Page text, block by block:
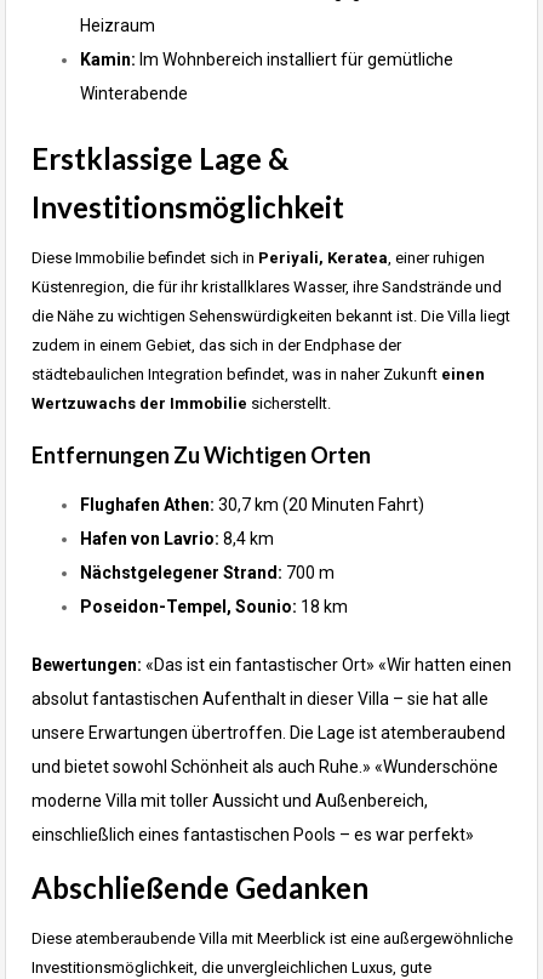
Heizraum
Kamin: Im Wohnbereich installiert für gemütliche
Winterabende
Erstklassige Lage &
Investitionsmöglichkeit
Diese Immobilie befindet sich in Periyali, Keratea, einer ruhigen
Küstenregion, die für ihr kristallklares Wasser, ihre Sandstrände und
die Nähe zu wichtigen Sehenswürdigkeiten bekannt ist. Die Villa liegt
zudem in einem Gebiet, das sich in der Endphase der
städtebaulichen Integration befindet, was in naher Zukunft einen
Wertzuwachs der Immobilie sicherstellt.
Entfernungen Zu Wichtigen Orten
Flughafen Athen: 30,7 km (20 Minuten Fahrt)
Hafen von Lavrio: 8,4 km
Nächstgelegener Strand: 700 m
Poseidon-Tempel, Sounio: 18 km
Bewertungen: «Das ist ein fantastischer Ort» «Wir hatten einen
absolut fantastischen Aufenthalt in dieser Villa – sie hat alle
unsere Erwartungen übertroffen. Die Lage ist atemberaubend
und bietet sowohl Schönheit als auch Ruhe.» «Wunderschöne
moderne Villa mit toller Aussicht und Außenbereich,
einschließlich eines fantastischen Pools – es war perfekt»
Abschließende Gedanken
Diese atemberaubende Villa mit Meerblick ist eine außergewöhnliche
Investitionsmöglichkeit, die unvergleichlichen Luxus, gute